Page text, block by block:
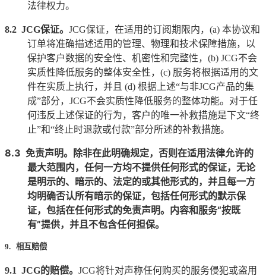
法律权力。
8.2 JCG保证。 JCG保证，在适用的订阅期限内， (a) 本协议和
订单将准确描述适用的管理、物理和技术保障措施，以
保护客户数据的安全性、机密性和完整性， (b) JCG不会
实质性降低服务的整体安全性， (c) 服务将根据适用的文
件在实质上执行，并且 (d) 根据上述“与非JCG产品的集
成”部分， JCG不会实质性降低服务的整体功能。对于任
何违反上述保证的行为，客户的唯一补救措施是下文“终
止”和“终止时退款或付款”部分所述的补救措施。
8.3 免责声明。除非在此明确规定，否则在适用法律允许的
最大范围内，任何一方均不提供任何形式的保证，无论
是明示的、暗示的、法定的或其他形式的，并且每一方
均明确否认所有暗示的保证，包括任何形式的默示保
证，包括在任何形式的免责声明。内容和服务“按既
有”提供，并且不包含任何担保。
9. 相互赔偿
9.1 JCG的赔偿。 JCG将针对声称任何购买的服务侵犯或盗用